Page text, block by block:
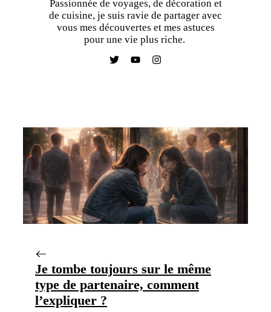
Passionnée de voyages, de décoration et
de cuisine, je suis ravie de partager avec
vous mes découvertes et mes astuces
pour une vie plus riche.
Je tombe toujours sur le même
type de partenaire, comment
l’expliquer ?